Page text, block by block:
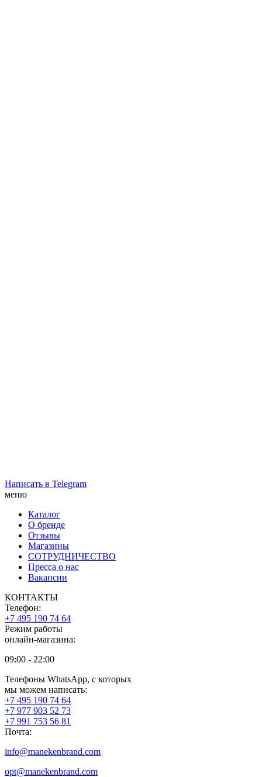
Написать в Telegram
меню
Каталог
О бренде
Отзывы
Магазины
СОТРУДНИЧЕСТВО
Пресса о нас
Вакансии
КОНТАКТЫ
Телефон:
+7 495 190 74 64
Режим работы
онлайн-магазина:
09:00 - 22:00
Телефоны WhatsApp, с которых
мы можем написать:
+7 495 190 74 64
+7 977 903 52 73
+7 991 753 56 81
Почта:
info@manekenbrand.com
opt@manekenbrand.com